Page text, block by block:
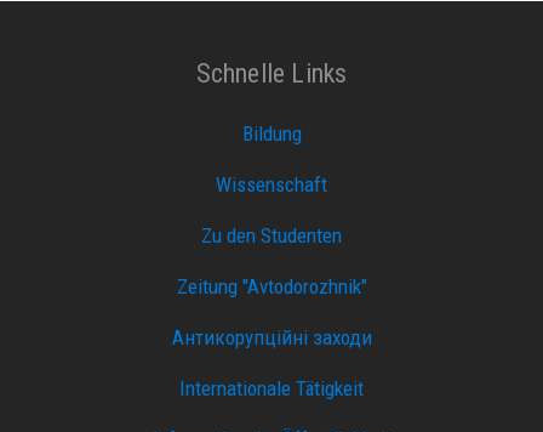
Schnelle Links
Bildung
Wissenschaft
Zu den Studenten
Zeitung "Avtodorozhnik"
Антикорупційні заходи
Internationale Tätigkeit